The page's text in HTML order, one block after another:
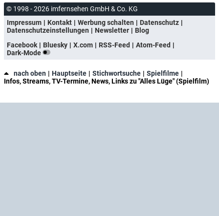
© 1998 - 2026 imfernsehen GmbH & Co. KG
Impressum
Kontakt Werbung schalten
Datenschutz
Datenschutzeinstellungen
Newsletter
Blog
Facebook
Bluesky X.com RSS-Feed
Atom-Feed
Dark-Mode
nach oben Hauptseite Stichwortsuche
Spielfilme
Infos, Streams, TV-Termine, News, Links zu "Alles Lüge" (Spielfilm)